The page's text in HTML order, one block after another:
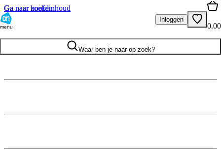
Ga naar hoofdinhoud
Ga naar zoeken
menu
Inloggen
0.00
Waar ben je naar op zoek?